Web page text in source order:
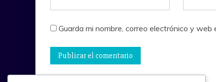
Guarda mi nombre, correo electrónico y